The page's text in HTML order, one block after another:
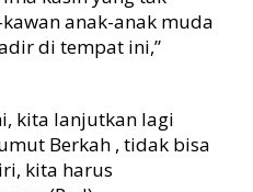
anak-anak muda
di tempat ini,”
kita lanjutkan lagi
Berkah , tidak bisa
kita harus